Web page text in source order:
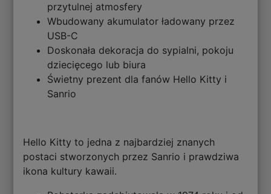
przytulnej atmosfery
Wbudowany akumulator ładowany przez
USB-C
Doskonała dekoracja do sypialni, pokoju
dziecięcego lub biura
Świetny prezent dla fanów Hello Kitty i
Sanrio
Hello Kitty to jedna z najbardziej znanych
postaci stworzonych przez Sanrio i prawdziwa
ikona kultury kawaii.